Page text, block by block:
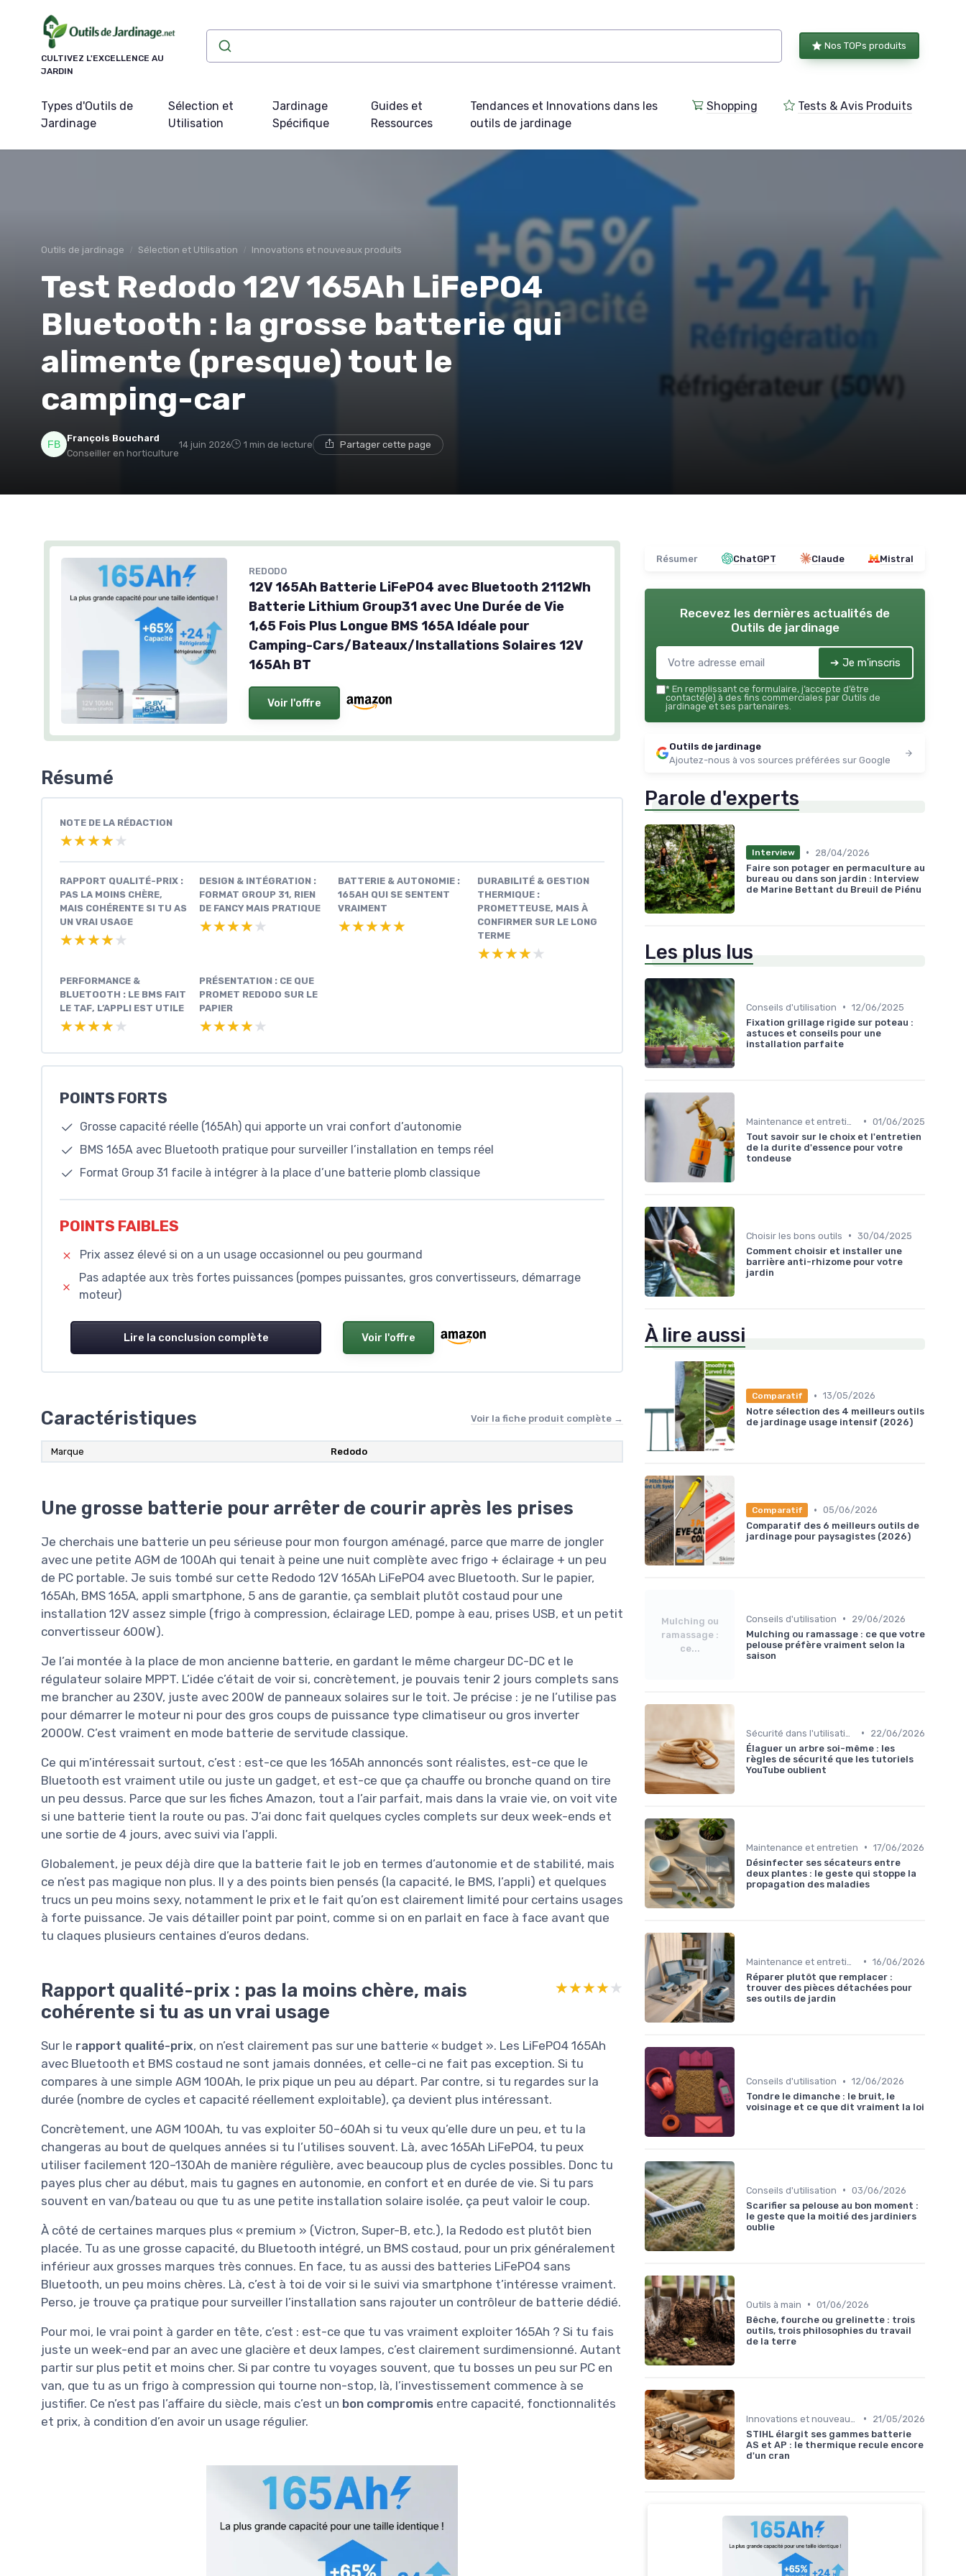
CULTIVEZ L'EXCELLENCE AU
JARDIN
Nos TOPs produits
Types d'Outils de
Jardinage
Sélection et
Utilisation
Jardinage
Spécifique
Guides et
Ressources
Tendances et Innovations dans les
outils de jardinage
Shopping Tests & Avis Produits
Outils de jardinage Sélection et Utilisation Innovations et nouveaux produits
Test Redodo 12V 165Ah LiFePO4
Bluetooth : la grosse batterie qui
alimente (presque) tout le
camping-car
François Bouchard
Conseiller en horticulture
14 juin 2026 1 min de lecture Partager cette page
REDODO
12V 165Ah Batterie LiFePO4 avec Bluetooth 2112Wh
Batterie Lithium Group31 avec Une Durée de Vie
1,65 Fois Plus Longue BMS 165A Idéale pour
Camping-Cars/Bateaux/Installations Solaires 12V
165Ah BT
Voir l'offre
Résumé
NOTE DE LA RÉDACTION
★★★★★
★★★★★
RAPPORT QUALITÉ-PRIX :
PAS LA MOINS CHÈRE,
MAIS COHÉRENTE SI TU AS
UN VRAI USAGE
★★★★★
★★★★★
DESIGN & INTÉGRATION :
FORMAT GROUP 31, RIEN
DE FANCY MAIS PRATIQUE
★★★★★
★★★★★
BATTERIE & AUTONOMIE :
165AH QUI SE SENTENT
VRAIMENT
★★★★★
★★★★★
DURABILITÉ & GESTION
THERMIQUE :
PROMETTEUSE, MAIS À
CONFIRMER SUR LE LONG
TERME
★★★★★
★★★★★
PERFORMANCE &
BLUETOOTH : LE BMS FAIT
LE TAF, L’APPLI EST UTILE
★★★★★
★★★★★
PRÉSENTATION : CE QUE
PROMET REDODO SUR LE
PAPIER
★★★★★
★★★★★
POINTS FORTS
Grosse capacité réelle (165Ah) qui apporte un vrai confort d’autonomie
BMS 165A avec Bluetooth pratique pour surveiller l’installation en temps réel
Format Group 31 facile à intégrer à la place d’une batterie plomb classique
POINTS FAIBLES
Prix assez élevé si on a un usage occasionnel ou peu gourmand
Pas adaptée aux très fortes puissances (pompes puissantes, gros convertisseurs, démarrage
moteur)
Lire la conclusion complète Voir l'offre
Caractéristiques Voir la fiche produit complète →
Marque Redodo
Une grosse batterie pour arrêter de courir après les prises
Je cherchais une batterie un peu sérieuse pour mon fourgon aménagé, parce que marre de jongler
avec une petite AGM de 100Ah qui tenait à peine une nuit complète avec frigo + éclairage + un peu
de PC portable. Je suis tombé sur cette Redodo 12V 165Ah LiFePO4 avec Bluetooth. Sur le papier,
165Ah, BMS 165A, appli smartphone, 5 ans de garantie, ça semblait plutôt costaud pour une
installation 12V assez simple (frigo à compression, éclairage LED, pompe à eau, prises USB, et un petit
convertisseur 600W).
Je l’ai montée à la place de mon ancienne batterie, en gardant le même chargeur DC-DC et le
régulateur solaire MPPT. L’idée c’était de voir si, concrètement, je pouvais tenir 2 jours complets sans
me brancher au 230V, juste avec 200W de panneaux solaires sur le toit. Je précise : je ne l’utilise pas
pour démarrer le moteur ni pour des gros coups de puissance type climatiseur ou gros inverter
2000W. C’est vraiment en mode batterie de servitude classique.
Ce qui m’intéressait surtout, c’est : est-ce que les 165Ah annoncés sont réalistes, est-ce que le
Bluetooth est vraiment utile ou juste un gadget, et est-ce que ça chauffe ou bronche quand on tire
un peu dessus. Parce que sur les fiches Amazon, tout a l’air parfait, mais dans la vraie vie, on voit vite
si une batterie tient la route ou pas. J’ai donc fait quelques cycles complets sur deux week-ends et
une sortie de 4 jours, avec suivi via l’appli.
Globalement, je peux déjà dire que la batterie fait le job en termes d’autonomie et de stabilité, mais
ce n’est pas magique non plus. Il y a des points bien pensés (la capacité, le BMS, l’appli) et quelques
trucs un peu moins sexy, notamment le prix et le fait qu’on est clairement limité pour certains usages
à forte puissance. Je vais détailler point par point, comme si on en parlait en face à face avant que
tu claques plusieurs centaines d’euros dedans.
Rapport qualité-prix : pas la moins chère, mais
cohérente si tu as un vrai usage
★★★★★
★★★★★
Sur le rapport qualité-prix, on n’est clairement pas sur une batterie « budget ». Les LiFePO4 165Ah
avec Bluetooth et BMS costaud ne sont jamais données, et celle-ci ne fait pas exception. Si tu
compares à une simple AGM 100Ah, le prix pique un peu au départ. Par contre, si tu regardes sur la
durée (nombre de cycles et capacité réellement exploitable), ça devient plus intéressant.
Concrètement, une AGM 100Ah, tu vas exploiter 50–60Ah si tu veux qu’elle dure un peu, et tu la
changeras au bout de quelques années si tu l’utilises souvent. Là, avec 165Ah LiFePO4, tu peux
utiliser facilement 120–130Ah de manière régulière, avec beaucoup plus de cycles possibles. Donc tu
payes plus cher au début, mais tu gagnes en autonomie, en confort et en durée de vie. Si tu pars
souvent en van/bateau ou que tu as une petite installation solaire isolée, ça peut valoir le coup.
À côté de certaines marques plus « premium » (Victron, Super-B, etc.), la Redodo est plutôt bien
placée. Tu as une grosse capacité, du Bluetooth intégré, un BMS costaud, pour un prix généralement
inférieur aux grosses marques très connues. En face, tu as aussi des batteries LiFePO4 sans
Bluetooth, un peu moins chères. Là, c’est à toi de voir si le suivi via smartphone t’intéresse vraiment.
Perso, je trouve ça pratique pour surveiller l’installation sans rajouter un contrôleur de batterie dédié.
Pour moi, le vrai point à garder en tête, c’est : est-ce que tu vas vraiment exploiter 165Ah ? Si tu fais
juste un week-end par an avec une glacière et deux lampes, c’est clairement surdimensionné. Autant
partir sur plus petit et moins cher. Si par contre tu voyages souvent, que tu bosses un peu sur PC en
van, que tu as un frigo à compression qui tourne non-stop, là, l’investissement commence à se
justifier. Ce n’est pas l’affaire du siècle, mais c’est un bon compromis entre capacité, fonctionnalités
et prix, à condition d’en avoir un usage régulier.
Résumer ChatGPT Claude Mistral
Recevez les dernières actualités de
Outils de jardinage
➔ Je m'inscris
* En remplissant ce formulaire, j’accepte d’être
contacté(e) à des fins commerciales par Outils de
jardinage et ses partenaires.
Outils de jardinage
Ajoutez-nous à vos sources préférées sur Google
Parole d'experts
Interview •
28/04/2026
Faire son potager en permaculture au
bureau ou dans son jardin : Interview
de Marine Bettant du Breuil de Piénu
Les plus lus
Conseils d'utilisation • 12/06/2025
Fixation grillage rigide sur poteau :
astuces et conseils pour une
installation parfaite
• 01/06/2025
Tout savoir sur le choix et l'entretien
de la durite d'essence pour votre
tondeuse
Choisir les bons outils • 30/04/2025
Comment choisir et installer une
barrière anti-rhizome pour votre
jardin
À lire aussi
Comparatif • 13/05/2026
Notre sélection des 4 meilleurs outils
de jardinage usage intensif (2026)
Comparatif • 05/06/2026
Comparatif des 6 meilleurs outils de
jardinage pour paysagistes (2026)
Mulching ou
ramassage :
ce...
Conseils d'utilisation •
29/06/2026
Mulching ou ramassage : ce que votre
pelouse préfère vraiment selon la
saison
•
22/06/2026
Élaguer un arbre soi-même : les
règles de sécurité que les tutoriels
YouTube oublient
Maintenance et entretien • 17/06/2026
Désinfecter ses sécateurs entre
deux plantes : le geste qui stoppe la
propagation des maladies
• 16/06/2026
Réparer plutôt que remplacer :
trouver des pièces détachées pour
ses outils de jardin
Conseils d'utilisation • 12/06/2026
Tondre le dimanche : le bruit, le
voisinage et ce que dit vraiment la loi
Conseils d'utilisation • 03/06/2026
Scarifier sa pelouse au bon moment :
le geste que la moitié des jardiniers
oublie
Outils à main • 01/06/2026
Bêche, fourche ou grelinette : trois
outils, trois philosophies du travail
de la terre
•
21/05/2026
STIHL élargit ses gammes batterie
AS et AP : le thermique recule encore
d'un cran